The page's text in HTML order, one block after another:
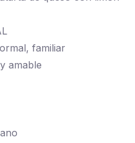
familiar
amable